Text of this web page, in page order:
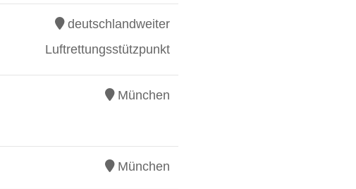
deutschlandweiter
Luftrettungsstützpunkt
München
München